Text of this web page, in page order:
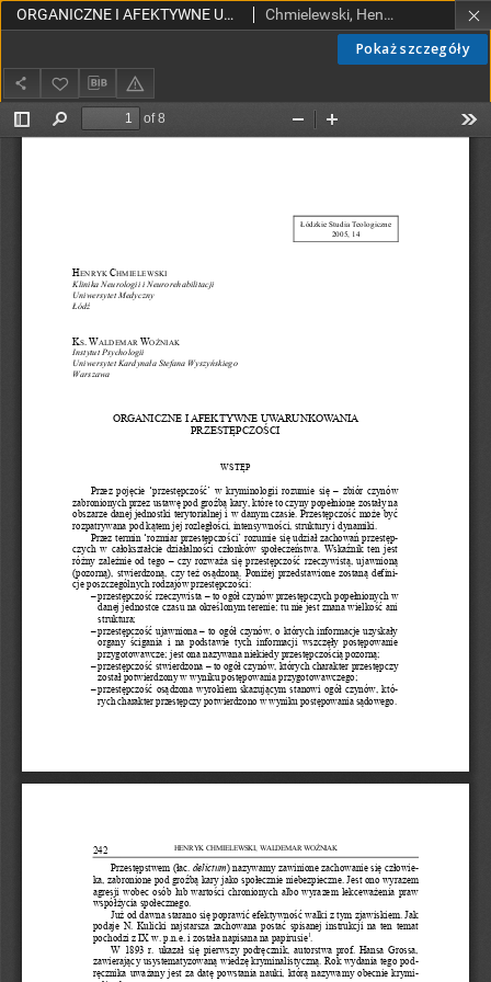
Pokaż szczegóły
ORGANICZNE I AFEKTYWNE UWARUNKOWANIA PRZESTĘPCZOŚCI Chmielewski, Henryk.